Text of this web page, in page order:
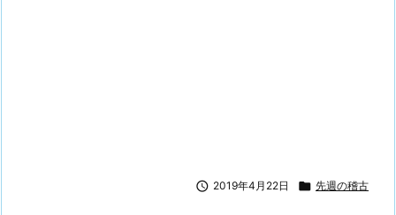
 2019年4月22日  先週の稽古